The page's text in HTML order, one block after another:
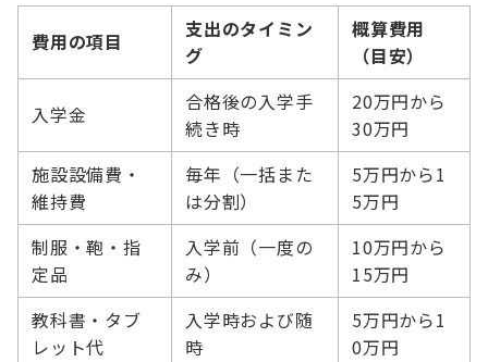
費用の項目
支出のタイミン
グ
概算費用
（目安）
入学金
合格後の入学手
続き時
20万円から
30万円
施設設備費・
維持費
毎年（一括また
は分割）
5万円から1
5万円
制服・鞄・指
定品
入学前（一度の
み）
10万円から
15万円
教科書・タブ
レット代
入学時および随
時
5万円から1
0万円